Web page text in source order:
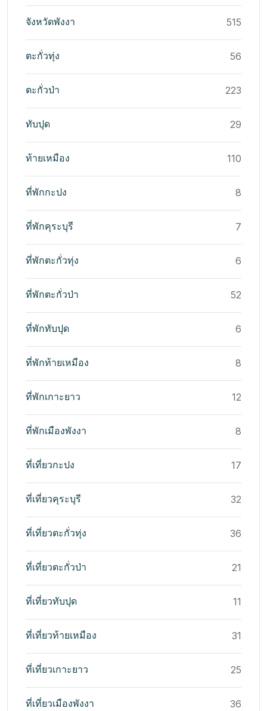
จังหวัดพังงา 515
ตะกั่วทุ่ง 56
ตะกั่วป่า 223
ทับปุด 29
ท้ายเหมือง 110
ที่พักกะปง 8
ที่พักคุระบุรี 7
ที่พักตะกั่วทุ่ง 6
ที่พักตะกั่วป่า 52
ที่พักทับปุด 6
ที่พักท้ายเหมือง 8
ที่พักเกาะยาว 12
ที่พักเมืองพังงา 8
ที่เที่ยวกะปง 17
ที่เที่ยวคุระบุรี 32
ที่เที่ยวตะกั่วทุ่ง 36
ที่เที่ยวตะกั่วป่า 21
ที่เที่ยวทับปุด 11
ที่เที่ยวท้ายเหมือง 31
ที่เที่ยวเกาะยาว 25
ที่เที่ยวเมืองพังงา 36